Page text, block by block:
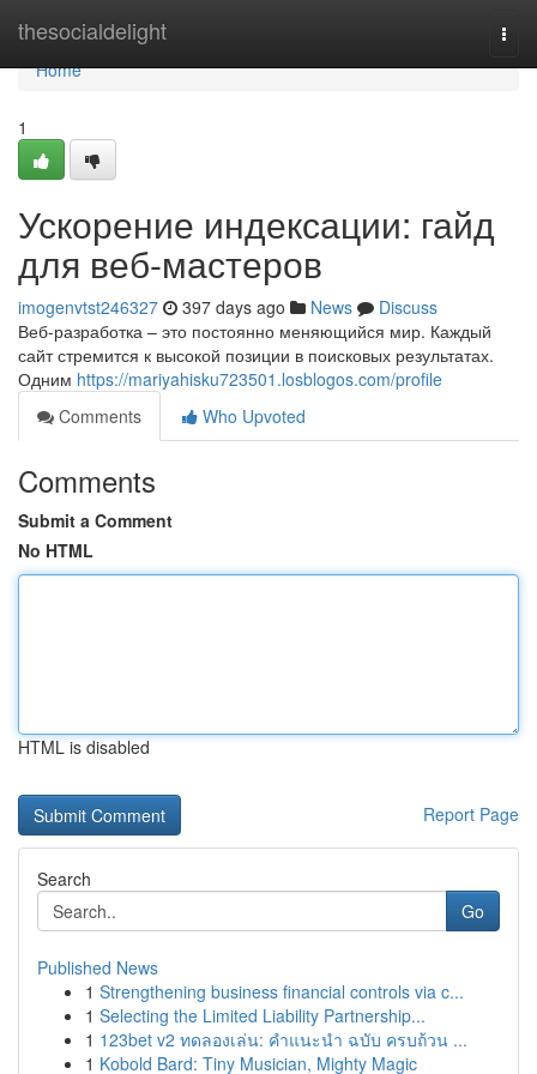
thesocialdelight
Home
Home
1
Ускорение индексации: гайд
для веб-мастеров
imogenvtst246327 397 days ago News
Discuss
Веб-разработка – это постоянно меняющийся мир. Каждый
сайт стремится к высокой позиции в поисковых результатах.
Одним https://mariyahisku723501.losblogos.com/profile
Comments
Who Upvoted
Comments
Submit a Comment
No HTML
HTML is disabled
Report Page
Search
Go
Published News
1 Strengthening business financial controls via c...
1 Selecting the Limited Liability Partnership...
1 123bet v2 ทดลองเล่น: คำแนะนำ ฉบับ ครบถ้วน ...
1 Kobold Bard: Tiny Musician, Mighty Magic